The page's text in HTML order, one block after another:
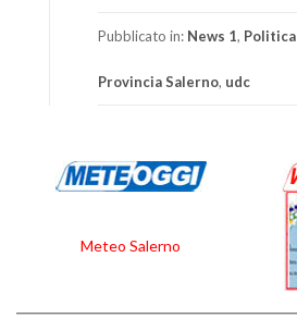
Pubblicato in: News 1, Politica
Provincia Salerno, udc
Meteo Salerno